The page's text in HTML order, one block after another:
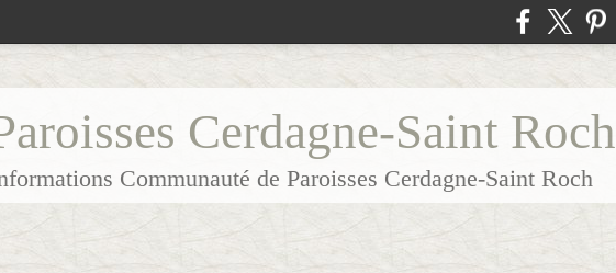
Cerdagne-Saint Roch
Communauté de Paroisses Cerdagne-Saint Roch